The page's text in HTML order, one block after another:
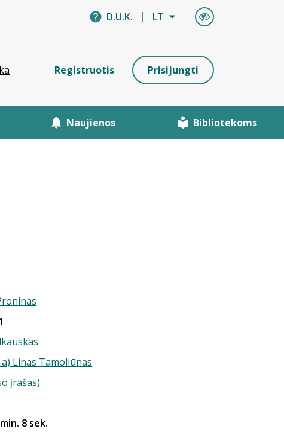
D.U.K. LT
Registruotis Prisijungti
Naujienos Bibliotekoms
Linas Tamoliūnas
įrašas)
8 sek.